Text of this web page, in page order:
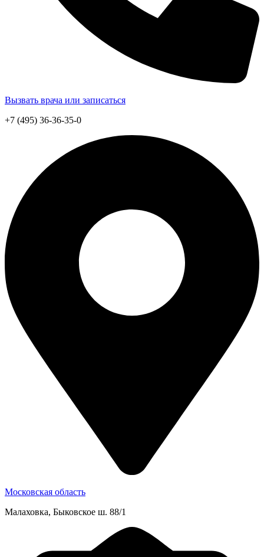
Вызвать врача или записаться
+7 (495) 36-36-35-0
Московская область
Малаховка, Быковское ш. 88/1